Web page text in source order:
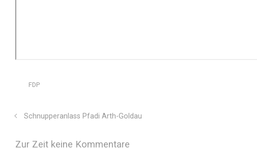
FDP
Schnupperanlass Pfadi Arth-Goldau
Zur Zeit keine Kommentare